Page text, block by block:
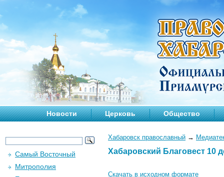
Новости Церковь Общество
Хабаровск православный →
Хабаровский Благовест 10
Скачать в исходном формате
Самый Восточный
Митрополия